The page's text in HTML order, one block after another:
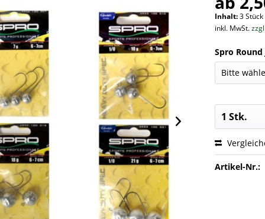
Inhalt:3
inkl. MwSt.
Spro Round
Artikel-Nr.: